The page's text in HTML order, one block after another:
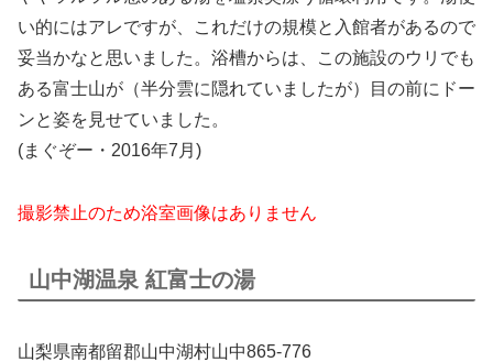
い的にはアレですが、これだけの規模と入館者があるので
妥当かなと思いました。浴槽からは、この施設のウリでも
ある富士山が（半分雲に隠れていましたが）目の前にドー
ンと姿を見せていました。
(まぐぞー・2016年7月)
撮影禁止のため浴室画像はありません
山中湖温泉 紅富士の湯
山梨県南都留郡山中湖村山中865-776